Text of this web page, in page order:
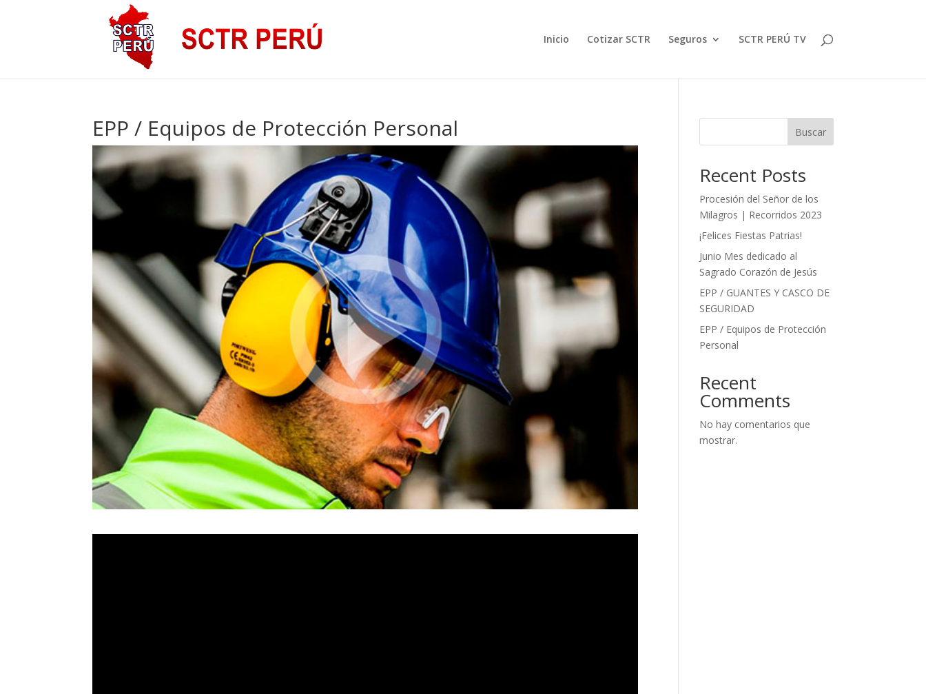
Inicio Cotizar SCTR Seguros SCTR PERÚ TV
EPP / Equipos de Protección Personal Buscar
Recent Posts
Procesión del Señor de los
Milagros | Recorridos 2023
¡Felices Fiestas Patrias!
Junio Mes dedicado al
Sagrado Corazón de Jesús
EPP / GUANTES Y CASCO DE
SEGURIDAD
EPP / Equipos de Protección
Personal
Recent
Comments
No hay comentarios que
mostrar.